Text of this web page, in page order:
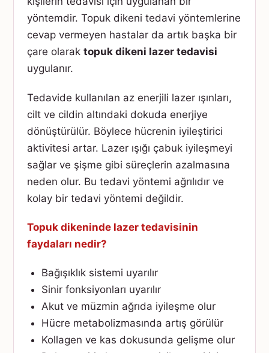
yöntemdir. Topuk dikeni tedavi yöntemlerine
cevap vermeyen hastalar da artık başka bir
çare olarak topuk dikeni lazer tedavisi
uygulanır.
Tedavide kullanılan az enerjili lazer ışınları,
cilt ve cildin altındaki dokuda enerjiye
dönüştürülür. Böylece hücrenin iyileştirici
aktivitesi artar. Lazer ışığı çabuk iyileşmeyi
sağlar ve şişme gibi süreçlerin azalmasına
neden olur. Bu tedavi yöntemi ağrılıdır ve
kolay bir tedavi yöntemi değildir.
Topuk dikeninde lazer tedavisinin
faydaları nedir?
Bağışıklık sistemi uyarılır
Sinir fonksiyonları uyarılır
Akut ve müzmin ağrıda iyileşme olur
Hücre metabolizmasında artış görülür
Kollagen ve kas dokusunda gelişme olur